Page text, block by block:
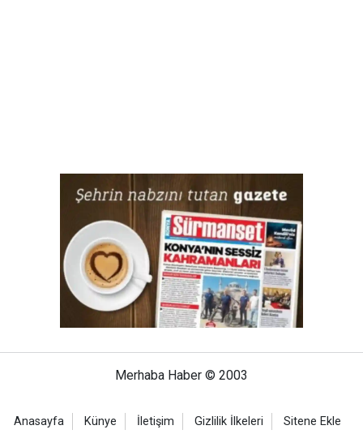
Merhaba Haber © 2003
Anasayfa Künye İletişim Gizlilik İlkeleri Sitene Ekle